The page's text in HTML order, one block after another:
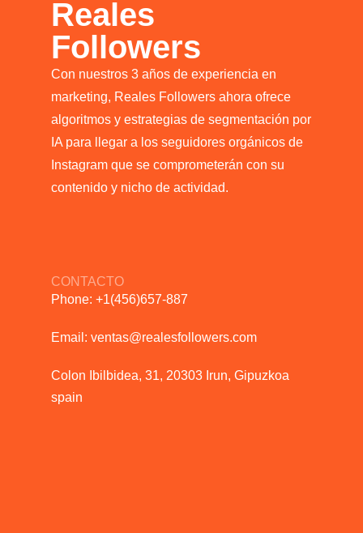
Reales
Followers
Con nuestros 3 años de experiencia en
marketing, Reales Followers ahora ofrece
algoritmos y estrategias de segmentación por
IA para llegar a los seguidores orgánicos de
Instagram que se comprometerán con su
contenido y nicho de actividad.
CONTACTO
Phone: +1(456)657-887
Email: ventas@realesfollowers.com
Colon Ibilbidea, 31, 20303 Irun, Gipuzkoa
spain